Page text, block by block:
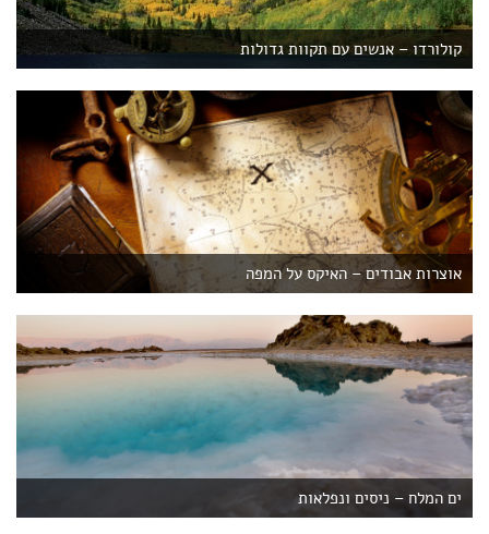
קולורדו – אנשים עם תקוות גדולות
אוצרות אבודים – האיקס על המפה
ים המלח – ניסים ונפלאות